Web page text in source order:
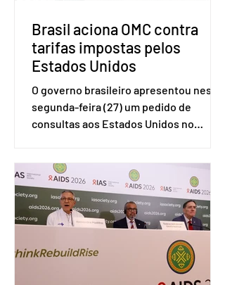
Brasil aciona OMC contra
tarifas impostas pelos
Estados Unidos
O governo brasileiro apresentou nesta
segunda-feira (27) um pedido de
consultas aos Estados Unidos no
(OMC), contestando duas medidas
tarifárias adotadas pelo país norte-
americano com base na Seção 301 da
Lei de Comércio de 1974. Segundo nota
divulgada pelo Ministério das Relações
Exteriores, o Brasil considera que as